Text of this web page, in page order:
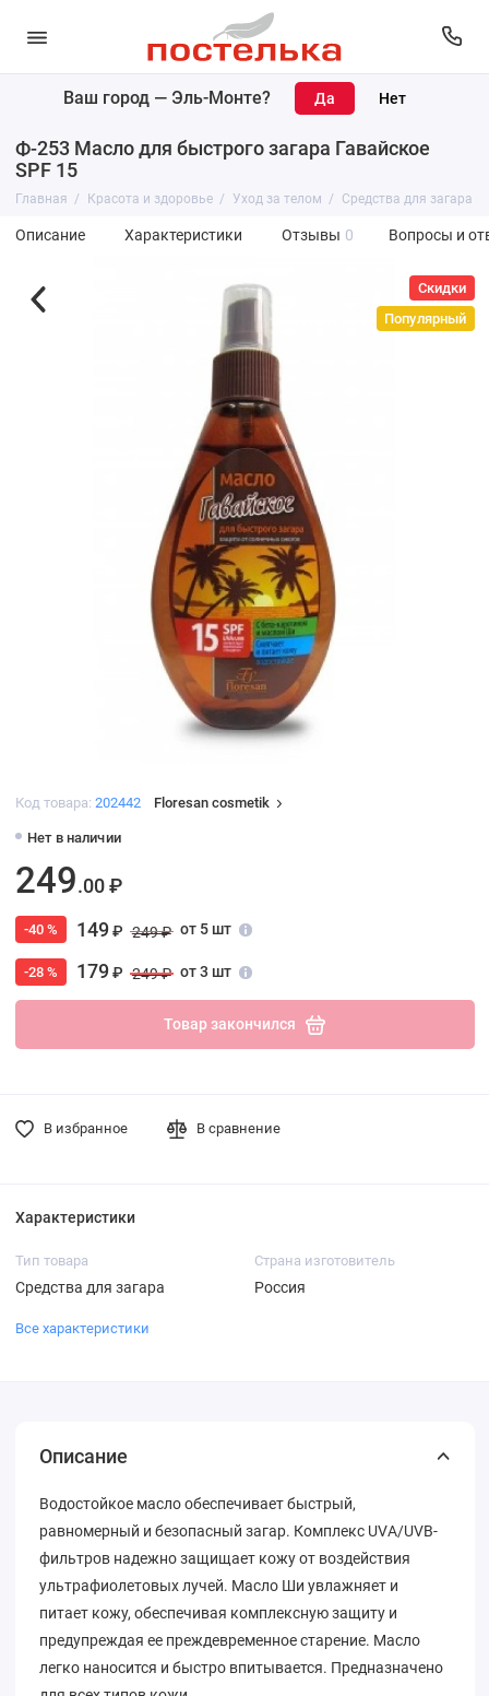
Ваш город — Эль-Монте?
Ф-253 Масло для быстрого загара Гавайское
SPF 15
Главная Красота и здоровье Уход за телом Средства для загара
Описание Характеристики Отзывы 0 Вопросы и
Скидки
Популярный
Код товара: 202442 Floresan cosmetik
Нет в наличии
249.00 ₽
-40 % 149₽ 249 ₽ от 5 шт
-28 % 179₽ 249 ₽ от 3 шт
Товар закончился
В избранное В сравнение
Характеристики
Тип товара
Средства для загара
Страна изготовитель
Россия
Все характеристики
Описание
Водостойкое масло обеспечивает быстрый,
равномерный и безопасный загар. Комплекс UVA/UVB-
фильтров надежно защищает кожу от воздействия
ультрафиолетовых лучей. Масло Ши увлажняет и
питает кожу, обеспечивая комплексную защиту и
предупреждая ее преждевременное старение. Масло
легко наносится и быстро впитывается. Предназначено